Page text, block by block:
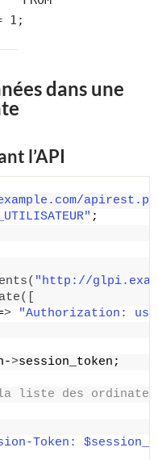
1;
dans une
l’API
;
( "http://
([
>
"Authorization:
>session_token;
liste des
Token: